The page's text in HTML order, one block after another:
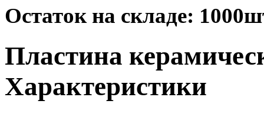
Остаток на складе:
Пластина
Характеристики